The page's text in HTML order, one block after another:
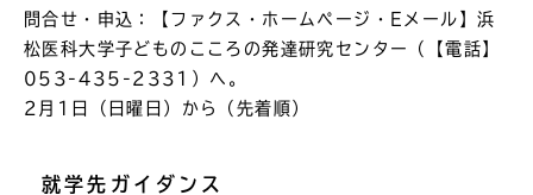
問合せ・申込：【ファクス・ホームページ・Eメール】浜
松医科大学子どものこころの発達研究センター（【電話】
053-435-2331）へ。
2月1日（日曜日）から（先着順）
就学先ガイダンス